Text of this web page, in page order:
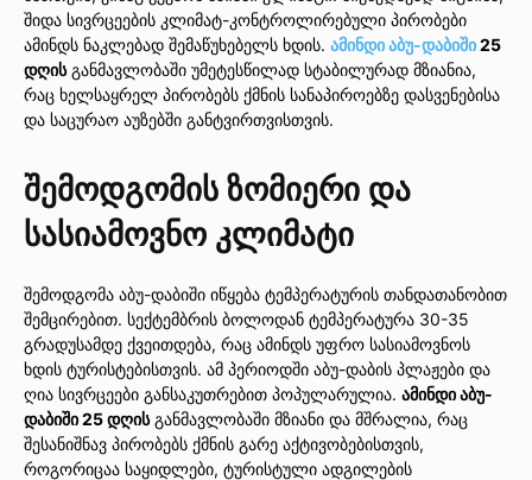
შიდა სივრცეების კლიმატ-კონტროლირებული პირობები
ამინდს ნაკლებად შემაწუხებელს ხდის. ამინდი აბუ-დაბიში25
დღისგანმავლობაში უმეტესწილად სტაბილურად მზიანია,
რაც ხელსაყრელ პირობებს ქმნის სანაპიროებზე დასვენებისა
და საცურაო აუზებში განტვირთვისთვის.
შემოდგომის ზომიერი და
სასიამოვნო კლიმატი
შემოდგომა აბუ-დაბიში იწყება ტემპერატურის თანდათანობით
შემცირებით. სექტემბრის ბოლოდან ტემპერატურა 30-35
გრადუსამდე ქვეითდება, რაც ამინდს უფრო სასიამოვნოს
ხდის ტურისტებისთვის. ამ პერიოდში აბუ-დაბის პლაჟები და
ღია სივრცეები განსაკუთრებით პოპულარულია. ამინდი აბუ-
დაბიში 25 დღისგანმავლობაში მზიანი და მშრალია, რაც
შესანიშნავ პირობებს ქმნის გარე აქტივობებისთვის,
როგორიცაა საყიდლები, ტურისტული ადგილების